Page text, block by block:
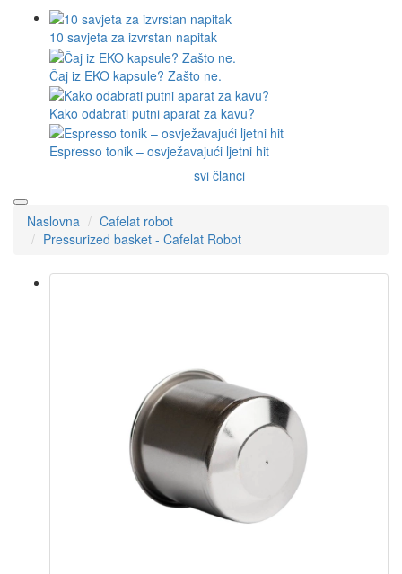
10 savjeta za izvrstan napitak
Čaj iz EKO kapsule? Zašto ne.
Kako odabrati putni aparat za kavu?
Espresso tonik – osvježavajući ljetni hit
svi članci
Naslovna
Cafelat robot
Pressurized basket - Cafelat Robot